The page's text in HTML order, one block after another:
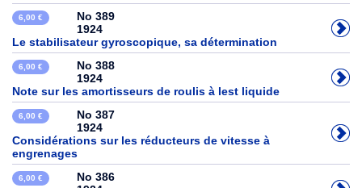
6,00 €
No 389
1924
Le stabilisateur gyroscopique, sa détermination
6,00 €
No 388
1924
Note sur les amortisseurs de roulis à lest liquide
6,00 €
No 387
1924
Considérations sur les réducteurs de vitesse à
engrenages
6,00 €
No 386